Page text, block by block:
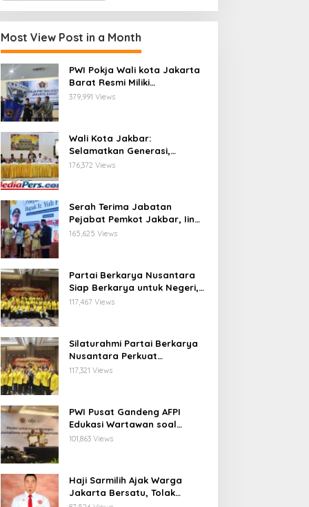
Most View Post in a Month
PWI Pokja Wali kota Jakarta
Barat Resmi Miliki
Kepengurusan dan
Sarat Makna
379,991 Views
Wali Kota Jakbar:
Selamatkan Generasi,
Hentikan Bullying dan
176,372 Views
Serah Terima Jabatan
Pejabat Pemkot Jakbar, Iin
Mutmainnah: Mutasi Adalah
165,625 Views
Partai Berkarya Nusantara
Siap Berkarya untuk Negeri,
Kawal Program Prabowo dan
117,467 Views
Silaturahmi Partai Berkarya
Nusantara Perkuat
Konsolidasi Organisasi dan
117,321 Views
PWI Pusat Gandeng AFPI
Edukasi Wartawan soal
Pindar dan Perlindungan
101,863 Views
Haji Sarmilih Ajak Warga
Jakarta Bersatu, Tolak